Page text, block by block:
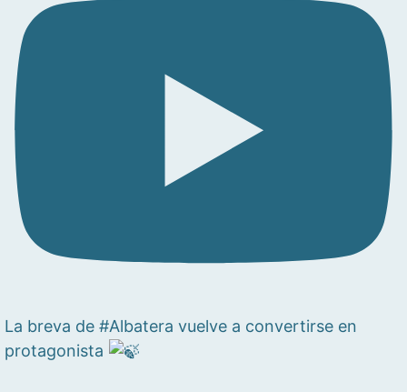
La breva de #Albatera vuelve a convertirse en
protagonista